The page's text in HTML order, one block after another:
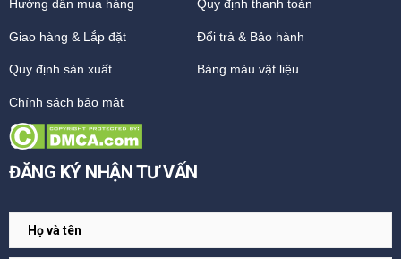
Hướng dẫn mua hàng Quy định thanh toán
Giao hàng & Lắp đặt Đổi trả & Bảo hành
Quy định sản xuất Bảng màu vật liệu
Chính sách bảo mật
ĐĂNG KÝ NHẬN TƯ VẤN